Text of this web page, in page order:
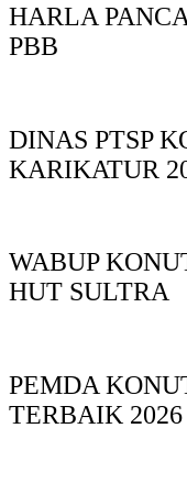
HARLA
PBB
DINAS PTSP
KARIKATUR
WABUP
HUT SULTRA
PEMDA
TERBAIK 2026